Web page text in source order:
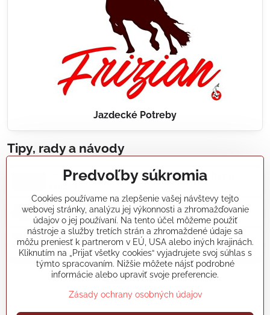
Jazdecké Potreby
Tipy, rady a návody
Realizácie záhradných jazierok, bazénov, fontán,
Články a blogy
Rady a návody
koikapre/?ref=hl
Predvoľby súkromia
Cookies používame na zlepšenie vašej návštevy tejto
webovej stránky, analýzu jej výkonnosti a zhromažďovanie
údajov o jej používaní. Na tento účel môžeme použiť
nástroje a služby tretích strán a zhromaždené údaje sa
môžu preniesť k partnerom v EÚ, USA alebo iných krajinách.
Kliknutím na „Prijať všetky cookies“ vyjadrujete svoj súhlas s
týmto spracovaním. Nižšie môžete nájsť podrobné
informácie alebo upraviť svoje preferencie.
Zásady ochrany osobných údajov